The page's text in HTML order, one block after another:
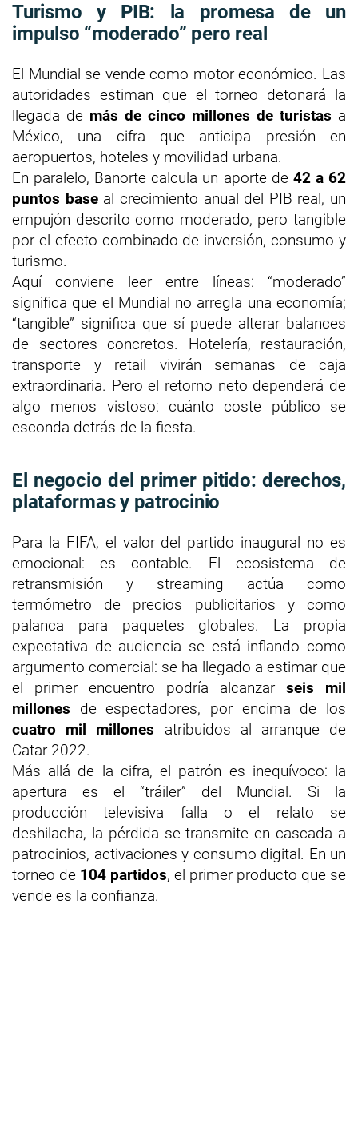
Turismo y PIB: la promesa de un
impulso “moderado” pero real
El Mundial se vende como motor económico. Las
autoridades estiman que el torneo detonará la
llegada de más de cinco millones de turistas a
México, una cifra que anticipa presión en
aeropuertos, hoteles y movilidad urbana.
En paralelo, Banorte calcula un aporte de 42 a 62
puntos baseal crecimiento anual del PIB real, un
empujón descrito como moderado, pero tangible
por el efecto combinado de inversión, consumo y
turismo.
Aquí conviene leer entre líneas: “moderado”
significa que el Mundial no arregla una economía;
“tangible” significa que sí puede alterar balances
de sectores concretos. Hotelería, restauración,
transporte y retail vivirán semanas de caja
extraordinaria. Pero el retorno neto dependerá de
algo menos vistoso: cuánto coste público se
esconda detrás de la fiesta.
El negocio del primer pitido: derechos,
plataformas y patrocinio
Para la FIFA, el valor del partido inaugural no es
emocional: es contable. El ecosistema de
retransmisión y streaming actúa como
termómetro de precios publicitarios y como
palanca para paquetes globales. La propia
expectativa de audiencia se está inflando como
argumento comercial: se ha llegado a estimar que
el primer encuentro podría alcanzar seis mil
millones de espectadores, por encima de los
cuatro mil millones atribuidos al arranque de
Catar 2022.
Más allá de la cifra, el patrón es inequívoco: la
apertura es el “tráiler” del Mundial. Si la
producción televisiva falla o el relato se
deshilacha, la pérdida se transmite en cascada a
patrocinios, activaciones y consumo digital. En un
torneo de 104 partidos, el primer producto que se
vende es la confianza.